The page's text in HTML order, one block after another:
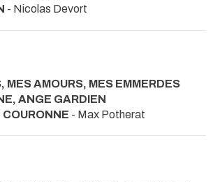
- Nicolas Devort
MES AMOURS, MES EMMERDES
ANGE GARDIEN
- Max Potherat